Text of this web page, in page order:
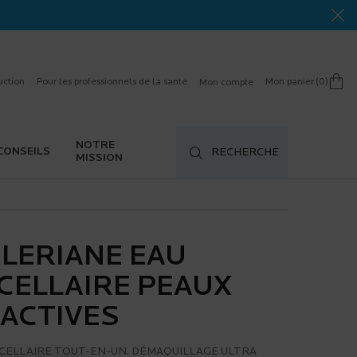
Pour les professionnels de la santé Mon compte Mon panier 0
0 product in cart
NOTRE
MISSION
RECHERCHE
EAU
PEAUX
TOUT-EN-UN. DÉMAQUILLAGE ULTRA